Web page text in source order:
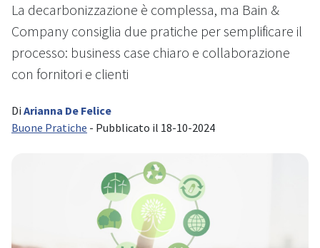
La decarbonizzazione è complessa, ma Bain &
Company consiglia due pratiche per semplificare il
processo: business case chiaro e collaborazione
con fornitori e clienti
Di Arianna De Felice
Buone Pratiche - Pubblicato il 18-10-2024